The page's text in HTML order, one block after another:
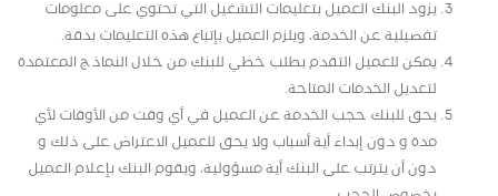
يزود البنك العميل بتعليمات التشغيل التي تحتوي على معلومات
تفصيلية عن الخدمة، ويلزم العميل بإتباع هذه التعليمات بدقة.
يمكن للعميل التقدم بطلب خطي للبنك من خلال النماذج المعتمدة
لتعديل الخدمات المتاحة.
يحق للبنك حجب الخدمة عن العميل في أي وقت من الأوقات لأي
مدة و دون إبداء أية أسباب ولا يحق للعميل الاعتراض على ذلك و
دون أن يترتب على البنك أية مسؤولية، ويقوم البنك بإعلام العميل